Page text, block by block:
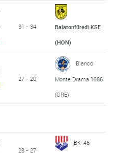
31 - 34
Balatonfüredi KSE
(HON)
27 - 20
Bianco
Monte Drama 1986
(GRE)
28 - 27
BK-46